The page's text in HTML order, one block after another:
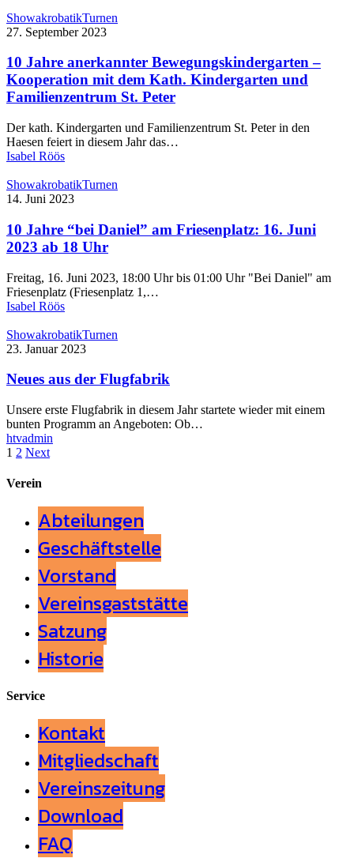
ShowakrobatikTurnen
27. September 2023
10 Jahre anerkannter Bewegungskindergarten –
Kooperation mit dem Kath. Kindergarten und
Familienzentrum St. Peter
Der kath. Kindergarten und Familienzentrum St. Peter in den
Haesen feiert in diesem Jahr das…
Isabel Röös
ShowakrobatikTurnen
14. Juni 2023
10 Jahre “bei Daniel” am Friesenplatz: 16. Juni
2023 ab 18 Uhr
Freitag, 16. Juni 2023, 18:00 Uhr bis 01:00 Uhr "Bei Daniel" am
Friesenplatz (Friesenplatz 1,…
Isabel Röös
ShowakrobatikTurnen
23. Januar 2023
Neues aus der Flugfabrik
Unsere erste Flugfabrik in diesem Jahr startete wieder mit einem
bunten Programm an Angeboten: Ob…
htvadmin
1 2 Next
Verein
Abteilungen
Geschäftstelle
Vorstand
Vereinsgaststätte
Satzung
Historie
Service
Kontakt
Mitgliedschaft
Vereinszeitung
Download
FAQ